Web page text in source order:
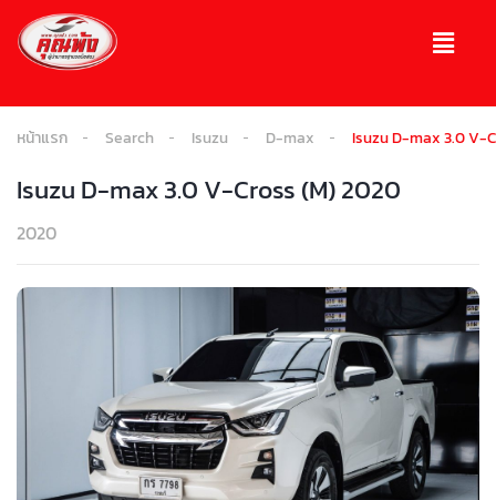
หน้าแรก Search Isuzu D-max Isuzu D-max 3.0 V-
Isuzu D-max 3.0 V-Cross (M) 2020
2020